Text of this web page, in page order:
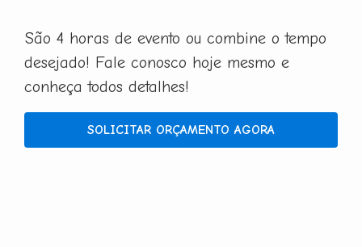
São 4 horas de evento ou combine o tempo
desejado! Fale conosco hoje mesmo e
conheça todos detalhes!
SOLICITAR ORÇAMENTO AGORA